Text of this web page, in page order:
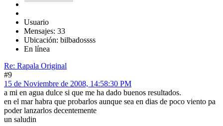
Usuario
Mensajes: 33
Ubicación: bilbadossss
En línea
Re: Rapala Original
#9
15 de Noviembre de 2008, 14:58:30 PM
a mi en agua dulce si que me ha dado buenos resultados.
en el mar habra que probarlos aunque sea en dias de poco viento pa
poder lanzarlos decentemente
un saludin